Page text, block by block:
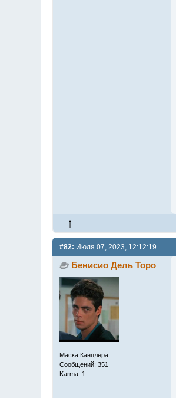
#82: Июля 07, 2023, 12:12:19
Бенисио Дель Торо
Маска Канцлера
Сообщений: 351
Karma: 1